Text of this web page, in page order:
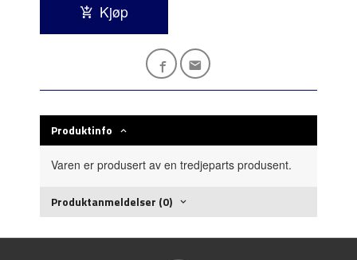
Kjøp
Produktinfo
Varen er produsert av en tredjeparts produsent.
Produktanmeldelser (0)